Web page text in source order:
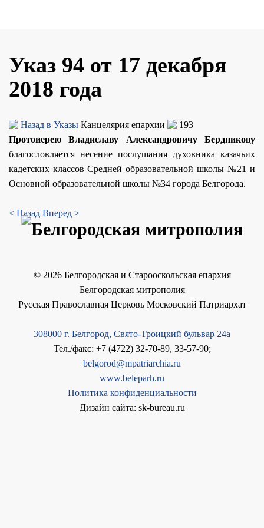
Указ 94 от 17 декабря
2018 года
Назад в Указы Канцелярия епархии
193
Протоиерею Владиславу Александровичу Бердникову
благословляется несение послушания духовника казачьих
кадетских классов Средней образовательной школы №21 и
Основной образовательной школы №34 города Белгорода.
< Назад Вперед >
© 2026Белгородская и Старооскольская епархия
Белгородская митрополия
Русская Православная Церковь Московский Патриархат
308000 г. Белгород, Свято-Троицкий бульвар 24а
Тел./факс: +7 (4722) 32-70-89, 33-57-90;
belgorod@mpatriarchia.ru
www.beleparh.ru
Политика конфиденциальности
Дизайн сайта: sk-bureau.ru